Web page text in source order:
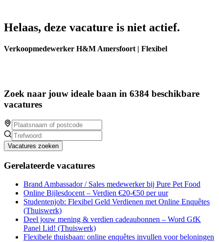
Helaas, deze vacature is niet actief.
Verkoopmedewerker H&M Amersfoort | Flexibel
Zoek naar jouw ideale baan in 6384 beschikbare
vacatures
Vacatures zoeken
Gerelateerde vacatures
Brand Ambassador / Sales medewerker bij Pure Pet Food
Online Bijlesdocent – Verdien €20-€50 per uur
Studentenjob: Flexibel Geld Verdienen met Online Enquêtes
(Thuiswerk)
Deel jouw mening & verdien cadeaubonnen – Word GfK
Panel Lid! (Thuiswerk)
Flexibele thuisbaan: online enquêtes invullen voor beloningen